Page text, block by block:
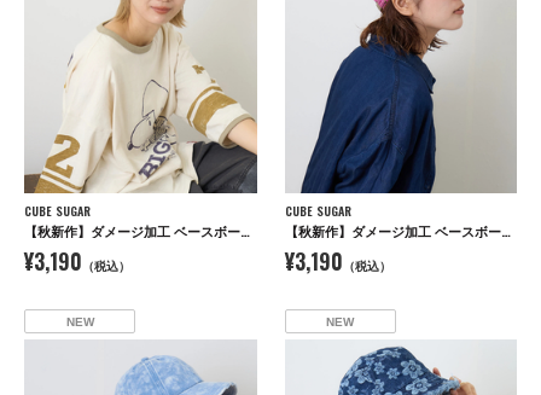
CUBE SUGAR
【秋新作】ダメージ加工 ベースボール キャップ
¥3,190 （税込）
CUBE SUGAR
【秋新作】ダメージ加工 ベースボール キャップ
¥3,190 （税込）
NEW NEW